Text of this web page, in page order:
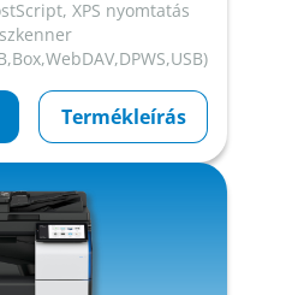
XPS nyomtatás
Termékleírás